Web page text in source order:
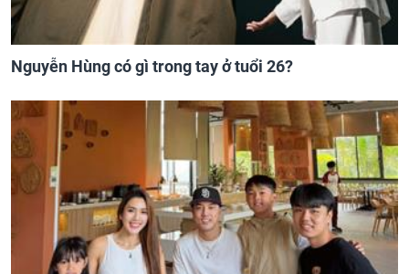
Nguyễn Hùng có gì trong tay ở tuổi 26?